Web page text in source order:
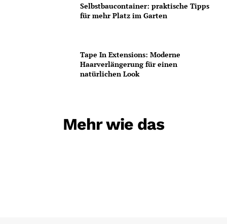
Selbstbaucontainer: praktische Tipps
für mehr Platz im Garten
Tape In Extensions: Moderne
Haarverlängerung für einen
natürlichen Look
Mehr wie das